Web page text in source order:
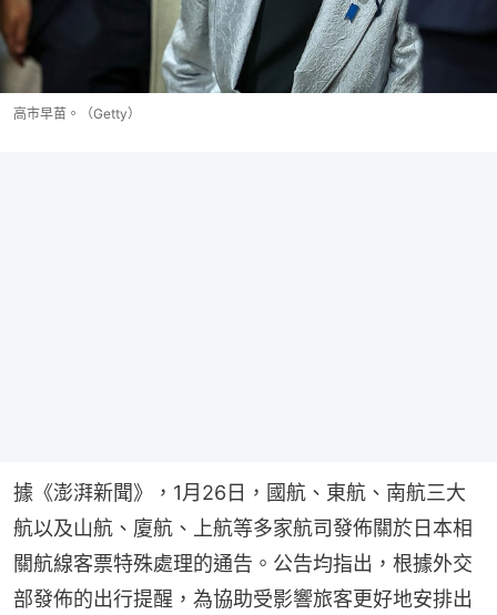
高市早苗。（Getty）
據《澎湃新聞》，1月26日，國航、東航、南航三大
航以及山航、廈航、上航等多家航司發佈關於日本相
關航線客票特殊處理的通告。公告均指出，根據外交
部發佈的出行提醒，為協助受影響旅客更好地安排出